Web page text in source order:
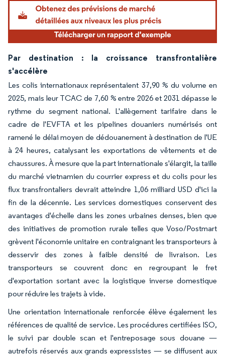
Par destination : la croissance transfrontalière
s'accélère
Les colis internationaux représentaient 37,90 % du volume en
2025, mais leur TCAC de 7,60 % entre 2026 et 2031 dépasse le
rythme du segment national. L'allègement tarifaire dans le
cadre de l'EVFTA et les pipelines douaniers numérisés ont
ramené le délai moyen de dédouanement à destination de l'UE
à 24 heures, catalysant les exportations de vêtements et de
chaussures. À mesure que la part internationale s'élargit, la taille
du marché vietnamien du courrier express et du colis pour les
flux transfrontaliers devrait atteindre 1,06 milliard USD d'ici la
fin de la décennie. Les services domestiques conservent des
avantages d'échelle dans les zones urbaines denses, bien que
des initiatives de promotion rurale telles que Voso/Postmart
grèvent l'économie unitaire en contraignant les transporteurs à
desservir des zones à faible densité de livraison. Les
transporteurs se couvrent donc en regroupant le fret
d'exportation sortant avec la logistique inverse domestique
pour réduire les trajets à vide.
Une orientation internationale renforcée élève également les
références de qualité de service. Les procédures certifiées ISO,
le suivi par double scan et l'entreposage sous douane —
autrefois réservés aux grands expressistes — se diffusent aux